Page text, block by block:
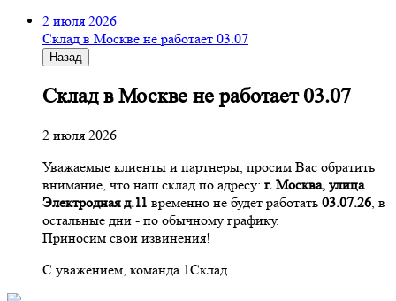
2 июля 2026
Склад в Москве не работает 03.07
Назад
Склад в Москве не работает 03.07
2 июля 2026
Уважаемые клиенты и партнеры, просим Вас обратить
внимание, что наш склад по адресу: г. Москва, улица
Электродная д.11 временно не будет работать 03.07.26, в
остальные дни - по обычному графику.
Приносим свои извинения!
С уважением, команда 1Склад